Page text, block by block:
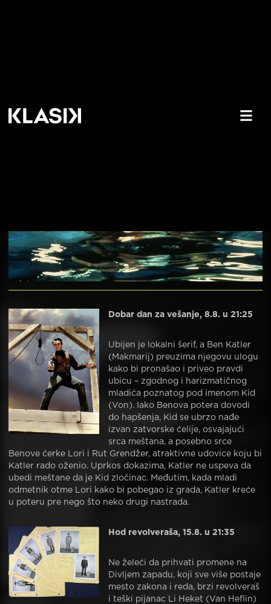
Dobar dan za vešanje, 8.8. u 21:25
Ubijen je lokalni šerif, a Ben Katler
(Makmarij) preuzima njegovu ulogu
kako bi pronašao i priveo pravdi
ubicu – zgodnog i harizmatičnog
mladića poznatog pod imenom Kid
(Von). Iako Benova potera dovodi
do hapšenja, Kid se ubrzo nađe
izvan zatvorske ćelije, osvajajući
srca meštana, a posebno srce
Benove ćerke Lori i Rut Grendžer, atraktivne udovice koju bi
Katler rado oženio. Uprkos dokazima, Katler ne uspeva da
ubedi meštane da je Kid zločinac. Međutim, kada mladi
odmetnik otme Lori kako bi pobegao iz grada, Katler kreće
u poteru pre nego što neko drugi nastrada.
Hod revolveraša, 15.8. u 21:35
Ne želeći da prihvati promene na
Divljem zapadu, koji sve više postaje
mesto zakona i reda, brzi revolveraš
i teški pijanac Li Heket (Van Heflin)